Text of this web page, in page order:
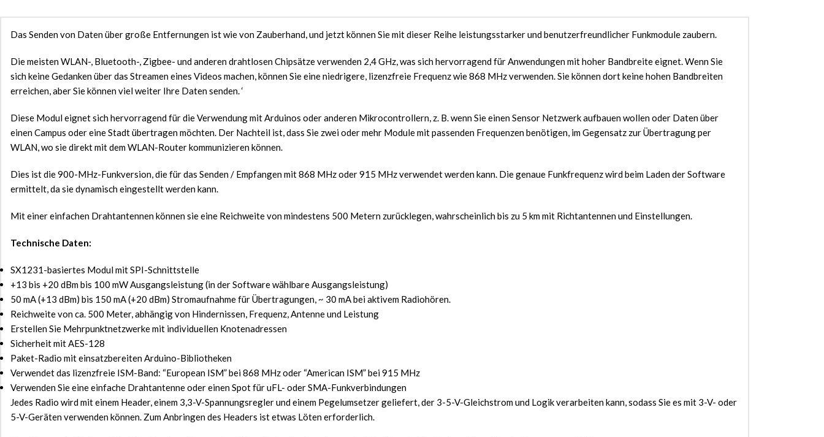
Das Senden von Daten über große Entfernungen ist wie von Zauberhand, und jetzt können Sie mit dieser Reihe leistungsstarker und benutzerfreundlicher Funkmodule zaubern.
Die meisten WLAN-, Bluetooth-, Zigbee- und anderen drahtlosen Chipsätze verwenden 2,4 GHz, was sich hervorragend für Anwendungen mit hoher Bandbreite eignet. Wenn Sie
sich keine Gedanken über das Streamen eines Videos machen, können Sie eine niedrigere, lizenzfreie Frequenz wie 868 MHz verwenden. Sie können dort keine hohen Bandbreiten
erreichen, aber Sie können viel weiter Ihre Daten senden. ‘
Diese Modul eignet sich hervorragend für die Verwendung mit Arduinos oder anderen Mikrocontrollern, z. B. wenn Sie einen Sensor Netzwerk aufbauen wollen oder Daten über
einen Campus oder eine Stadt übertragen möchten. Der Nachteil ist, dass Sie zwei oder mehr Module mit passenden Frequenzen benötigen, im Gegensatz zur Übertragung per
WLAN, wo sie direkt mit dem WLAN-Router kommunizieren können.
Dies ist die 900-MHz-Funkversion, die für das Senden / Empfangen mit 868 MHz oder 915 MHz verwendet werden kann. Die genaue Funkfrequenz wird beim Laden der Software
ermittelt, da sie dynamisch eingestellt werden kann.
Mit einer einfachen Drahtantennen können sie eine Reichweite von mindestens 500 Metern zurücklegen, wahrscheinlich bis zu 5 km mit Richtantennen und Einstellungen.
Technische Daten:
SX1231-basiertes Modul mit SPI-Schnittstelle
+13 bis +20 dBm bis 100 mW Ausgangsleistung (in der Software wählbare Ausgangsleistung)
50 mA (+13 dBm) bis 150 mA (+20 dBm) Stromaufnahme für Übertragungen, ~ 30 mA bei aktivem Radiohören.
Reichweite von ca. 500 Meter, abhängig von Hindernissen, Frequenz, Antenne und Leistung
Erstellen Sie Mehrpunktnetzwerke mit individuellen Knotenadressen
Sicherheit mit AES-128
Paket-Radio mit einsatzbereiten Arduino-Bibliotheken
Verwendet das lizenzfreie ISM-Band: “European ISM” bei 868 MHz oder “American ISM” bei 915 MHz
Verwenden Sie eine einfache Drahtantenne oder einen Spot für uFL- oder SMA-Funkverbindungen
Jedes Radio wird mit einem Header, einem 3,3-V-Spannungsregler und einem Pegelumsetzer geliefert, der 3-5-V-Gleichstrom und Logik verarbeiten kann, sodass Sie es mit 3-V- oder
5-V-Geräten verwenden können. Zum Anbringen des Headers ist etwas Löten erforderlich.